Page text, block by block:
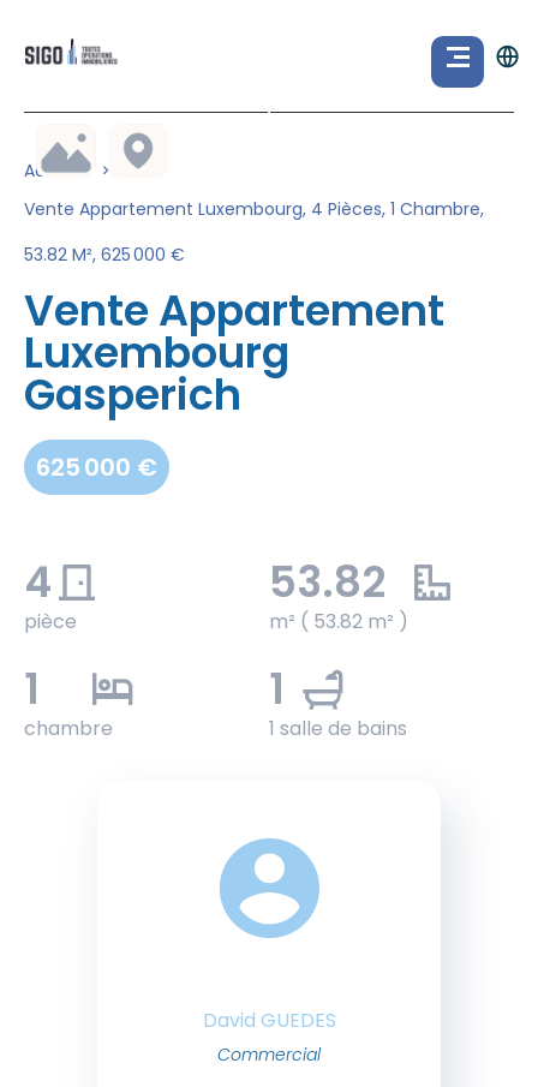
Accueil
Vente Appartement Luxembourg, 4 Pièces, 1 Chambre,
53.82 M², 625 000 €
Vente Appartement
Luxembourg
Gasperich
625 000 €
4
pièce
53.82
m² ( 53.82 m² )
1
chambre
1
1 salle de bains
David GUEDES
Commercial